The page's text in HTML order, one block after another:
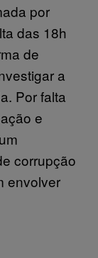
por
das 18h
de
a
Por falta
e
corrupção
envolver